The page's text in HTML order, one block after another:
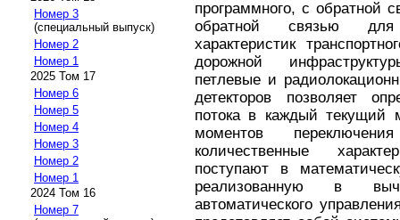
Номер 3
(специальный выпуск)
Номер 2
Номер 1
2025 Том 17
Номер 6
Номер 5
Номер 4
Номер 3
Номер 2
Номер 1
2024 Том 16
Номер 7
программного, с обратной
обратной связью для
характеристик
дорожной
петлевые и
детекторов позволяет
потока в каждый текущий
моментов
количественные
поступают в
реализованную в
автоматического